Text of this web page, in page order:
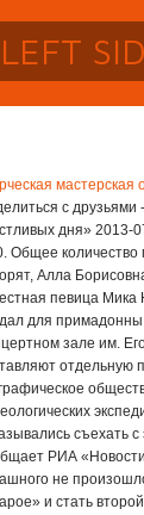
LEFT
мастерская
с друзьями
дня» 2013-
Общее количество
Алла
певица
для примадонны
зале им.
отдельную
съехать
РИА
не
и стать